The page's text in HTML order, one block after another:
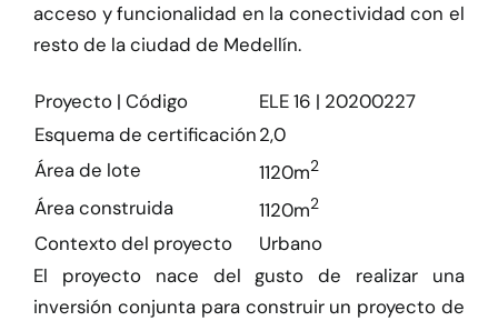
acceso y funcionalidad en la conectividad con el
resto de la ciudad de Medellín.
Proyecto | Código
ELE 16 | 20200227
Esquema de certificación2,0
Área de lote
1120m2
Área construida 1120m2
Contexto del proyecto
Urbano
El proyecto nace del gusto de realizar una
inversión conjunta para construir un proyecto de